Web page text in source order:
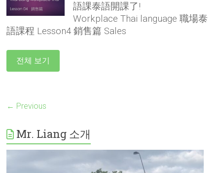
語課泰語開課了!
Workplace Thai language 職場泰
語課程 Lesson4 銷售篇 Sales
전체 보기
← Previous
Mr. Liang 소개